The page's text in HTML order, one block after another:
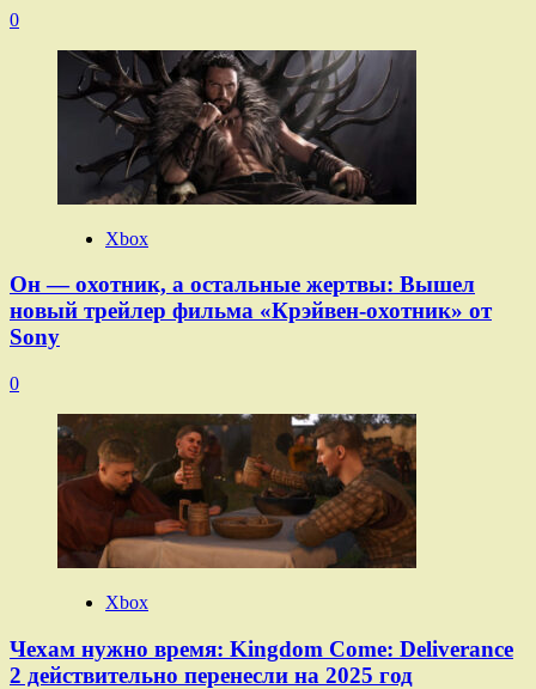
0
Xbox
Он — охотник, а остальные жертвы: Вышел
новый трейлер фильма «Крэйвен-охотник» от
Sony
0
Xbox
Чехам нужно время: Kingdom Come: Deliverance
2 действительно перенесли на 2025 год